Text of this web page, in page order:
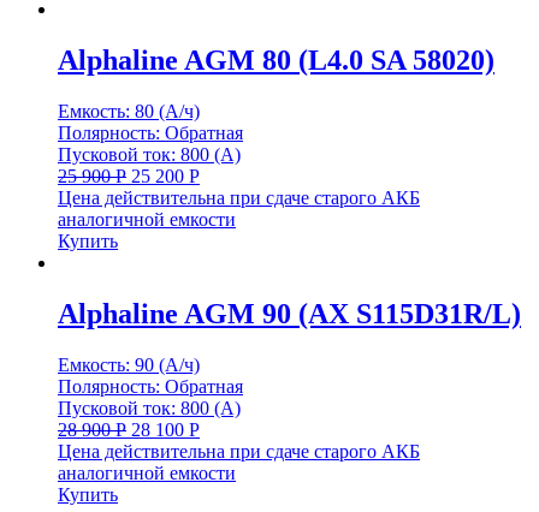
Alphaline AGM 80 (L4.0 SA 58020)
Емкость: 80 (А/ч)
Полярность: Обратная
Пусковой ток: 800 (А)
25 900Р 25 200 Р
Цена действительна при сдаче старого АКБ
аналогичной емкости
Купить
Alphaline AGM 90 (AX S115D31R/L)
Емкость: 90 (А/ч)
Полярность: Обратная
Пусковой ток: 800 (А)
28 900Р 28 100 Р
Цена действительна при сдаче старого АКБ
аналогичной емкости
Купить